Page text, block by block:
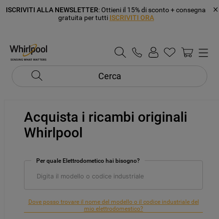
ISCRIVITI ALLA NEWSLETTER: Ottieni il 15% di sconto + consegna
gratuita per tutti ISCRIVITI ORA
Cerca
Acquista i ricambi originali
Whirlpool
Per quale Elettrodometico hai bisogno?
Dove posso trovare il nome del modello o il codice industriale del
mio elettrodomestico?